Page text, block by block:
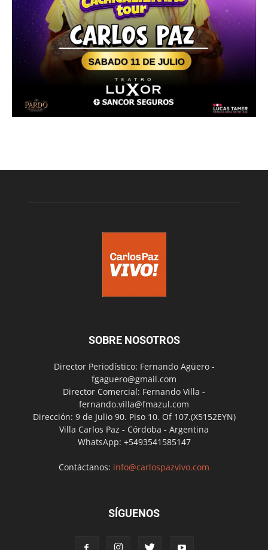
SOBRE NOSOTROS
Director Periodístico: Fernando Agüero -
fgaguero@gmail.com
Director Comercial: Fernando Villa -
fernando.villa@fmazul.com
Dirección: 9 de Julio 90. Piso 10. Of 107.(X5152EYN)
Villa Carlos Paz - Córdoba - Argentina
WhatsApp: +5493541585147
Contáctanos: info@carlospazvivo.com
SÍGUENOS